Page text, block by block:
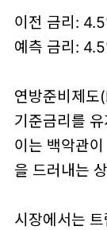
이전 금리:
예측 금리:
연방준비제도
기준금리를
이는 백악관
을 드러내는
시장에서는